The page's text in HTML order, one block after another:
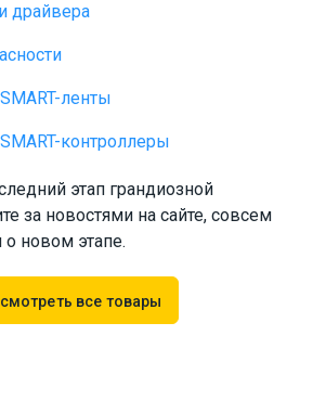
драйвера
ленты
контроллеры
этап грандиозной
за новостями на сайте, совсем
новом этапе.
все товары